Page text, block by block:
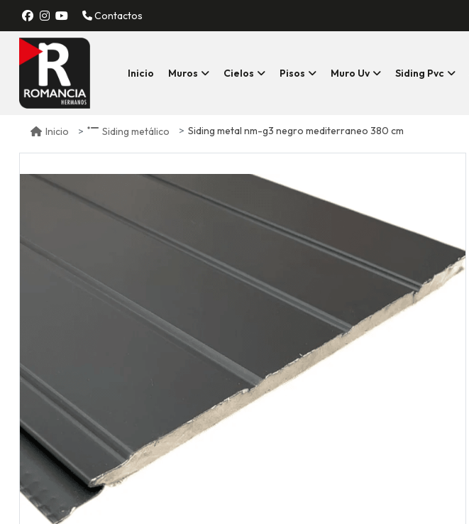
Contactos
Inicio Muros Cielos Pisos Muro Uv Siding Pvc
Inicio Siding metálico Siding metal nm-g3 negro mediterraneo 380 cm